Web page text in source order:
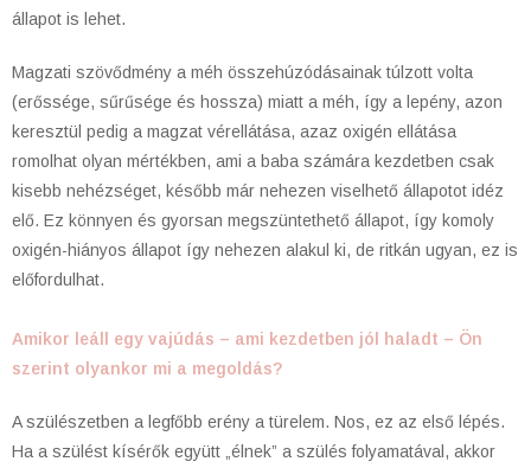
állapot is lehet.
Magzati szövődmény a méh összehúzódásainak túlzott volta
(erőssége, sűrűsége és hossza) miatt a méh, így a lepény, azon
keresztül pedig a magzat vérellátása, azaz oxigén ellátása
romolhat olyan mértékben, ami a baba számára kezdetben csak
kisebb nehézséget, később már nehezen viselhető állapotot idéz
elő. Ez könnyen és gyorsan megszüntethető állapot, így komoly
oxigén-hiányos állapot így nehezen alakul ki, de ritkán ugyan, ez is
előfordulhat.
Amikor leáll egy vajúdás – ami kezdetben jól haladt – Ön
szerint olyankor mi a megoldás?
A szülészetben a legfőbb erény a türelem. Nos, ez az első lépés.
Ha a szülést kísérők együtt „élnek” a szülés folyamatával, akkor